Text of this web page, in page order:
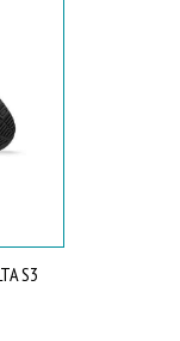
S3